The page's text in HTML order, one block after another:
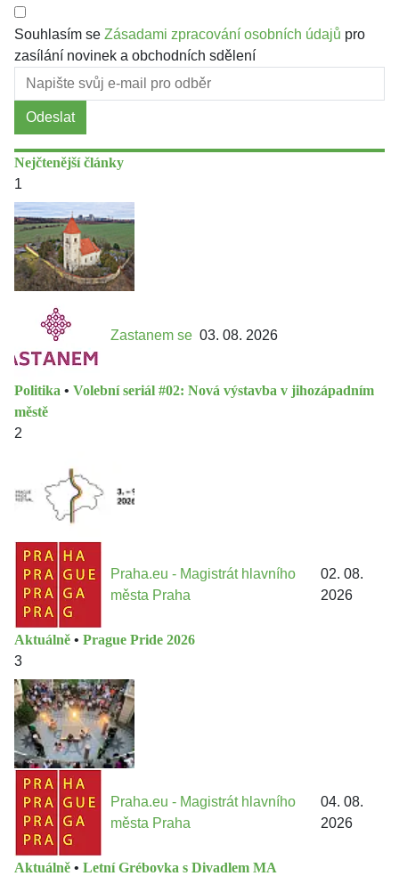
Souhlasím se Zásadami zpracování osobních údajů pro
zasílání novinek a obchodních sdělení
Odeslat
Nejčtenější články
1
Zastanem se 03. 08. 2026
Politika • Volební seriál #02: Nová výstavba v jihozápadním
městě
2
Praha.eu - Magistrát hlavního
města Praha
02. 08.
2026
Aktuálně • Prague Pride 2026
3
Praha.eu - Magistrát hlavního
města Praha
04. 08.
2026
Aktuálně • Letní Grébovka s Divadlem MA